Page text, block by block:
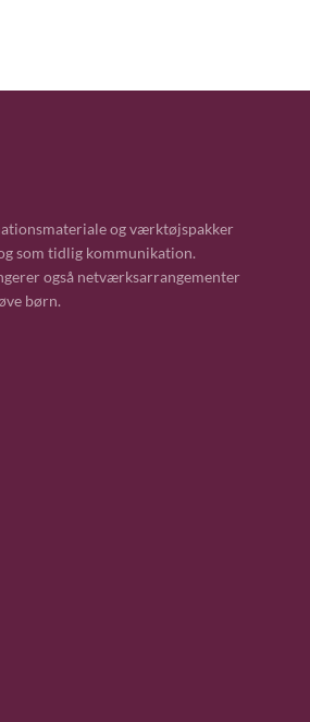
og værktøjspakker
som tidlig kommunikation.
også netværksarrangementer
børn.